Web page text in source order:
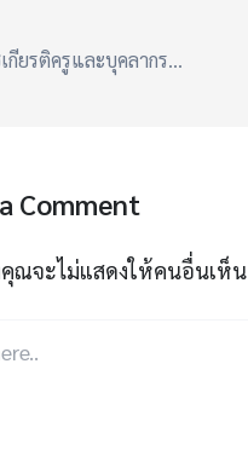
เปิดกิจกรรมเชิดชูเกียรติครูและบุคลากรทางการศึกษา และประชุมสามัญประจำปี 2567 “กลุ่มโรงเรียนบึงระนาม”
Comment
คุณจะไม่แสดงให้คนอื่นเห็น